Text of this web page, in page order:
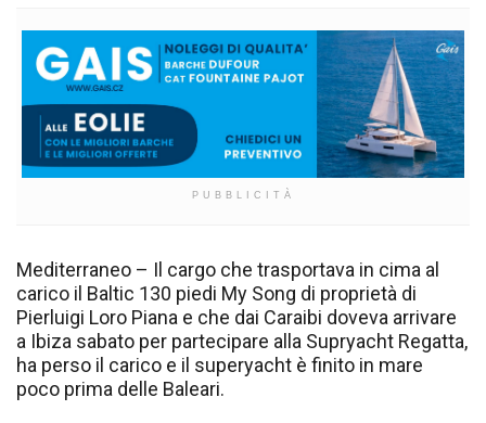
PUBBLICITÀ
Mediterraneo – Il cargo che trasportava in cima al
carico il Baltic 130 piedi My Song di proprietà di
Pierluigi Loro Piana e che dai Caraibi doveva arrivare
a Ibiza sabato per partecipare alla Supryacht Regatta,
ha perso il carico e il superyacht è finito in mare
poco prima delle Baleari.